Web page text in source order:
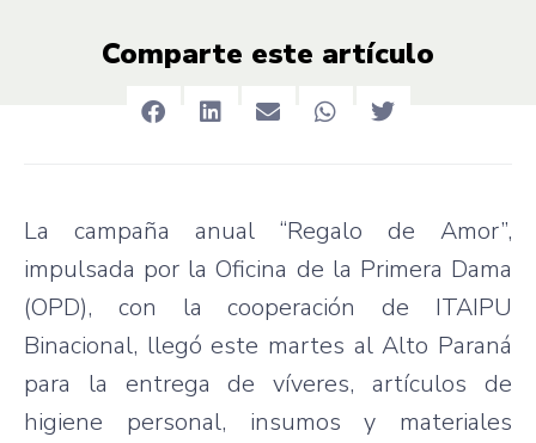
Comparte este artículo
La campaña anual “Regalo de Amor”,
impulsada por la Oficina de la Primera Dama
(OPD), con la cooperación de ITAIPU
Binacional, llegó este martes al Alto Paraná
para la entrega de víveres, artículos de
higiene personal, insumos y materiales